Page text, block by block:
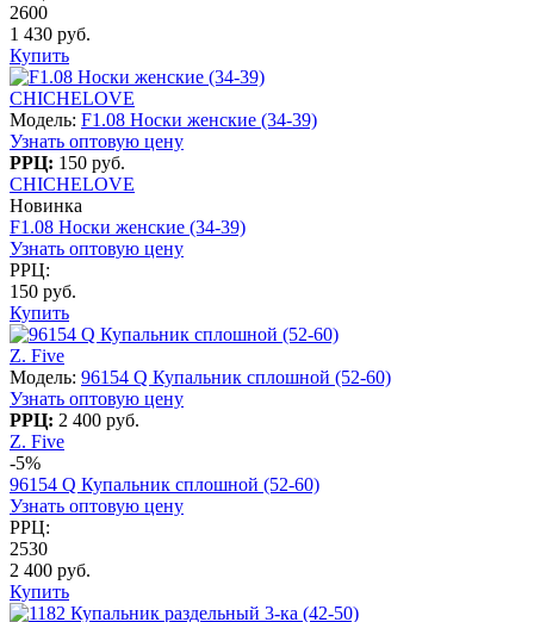
2600
1 430 руб.
Купить
CHICHELOVE
Модель: F1.08 Носки женские (34-39)
Узнать оптовую цену
РРЦ: 150 руб.
CHICHELOVE
Новинка
F1.08 Носки женские (34-39)
Узнать оптовую цену
РРЦ:
150 руб.
Купить
Z. Five
Модель: 96154 Q Купальник сплошной (52-60)
Узнать оптовую цену
РРЦ: 2 400 руб.
Z. Five
-5%
96154 Q Купальник сплошной (52-60)
Узнать оптовую цену
РРЦ:
2530
2 400 руб.
Купить